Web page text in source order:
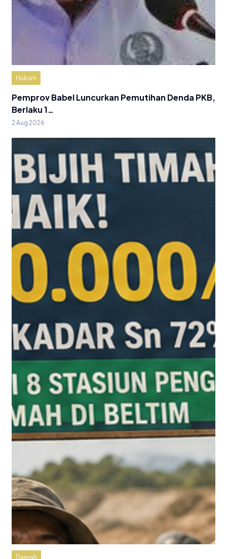
Hukum
Pemprov Babel Luncurkan Pemutihan Denda PKB,
Berlaku 1…
2 Aug 2026
Daerah